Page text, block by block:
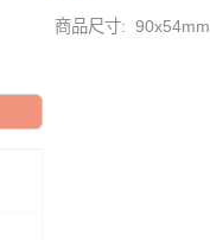
商品尺寸: 90x54mm